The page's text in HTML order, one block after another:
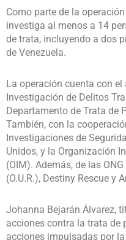
Como parte de la
investiga al menos a 14
de trata, incluyendo a dos
de Venezuela.
La operación cuenta con
Investigación de Delitos
Departamento de Trata de
También, con la
Investigaciones de
Unidos, y la Organización
(OIM). Además, de las
(O.U.R.), Destiny Rescue y
Johanna Bejarán Álvarez,
acciones contra la trata de
acciones impulsadas por